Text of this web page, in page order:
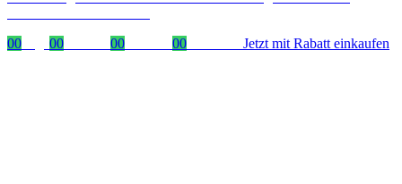
00
00 00 00 Jetzt mit Rabatt einkaufen